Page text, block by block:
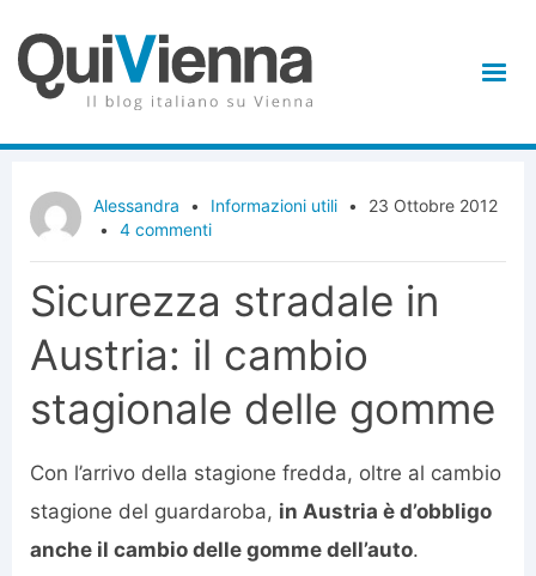
Alessandra • Informazioni utili •
23 Ottobre 2012
•
4 commenti
Sicurezza stradale in
Austria: il cambio
stagionale delle gomme
Con l’arrivo della stagione fredda, oltre al cambio
stagione del guardaroba, in Austria è d’obbligo
anche il cambio delle gomme dell’auto.